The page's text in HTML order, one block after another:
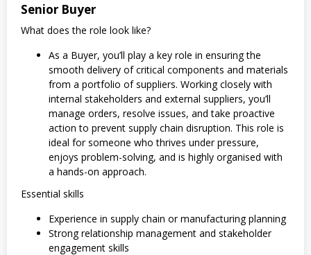
Senior Buyer
What does the role look like?
As a Buyer, you’ll play a key role in ensuring the
smooth delivery of critical components and materials
from a portfolio of suppliers. Working closely with
internal stakeholders and external suppliers, you’ll
manage orders, resolve issues, and take proactive
action to prevent supply chain disruption. This role is
ideal for someone who thrives under pressure,
enjoys problem-solving, and is highly organised with
a hands-on approach.
Essential skills
Experience in supply chain or manufacturing planning
Strong relationship management and stakeholder
engagement skills